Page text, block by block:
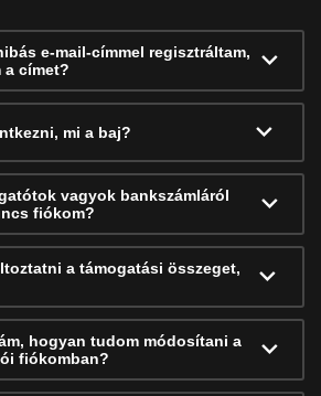
e-mail-címmel regisztráltam,
a címet?
mi a baj?
vagyok bankszámláról
fiókom?
a támogatási összeget,
hogyan tudom módosítani a
fiókomban?